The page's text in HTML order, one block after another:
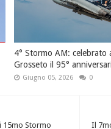
4° Stormo AM: celebrato
Grosseto il 95°
Giugno 05, 2026 0
Il
15mo Stormo